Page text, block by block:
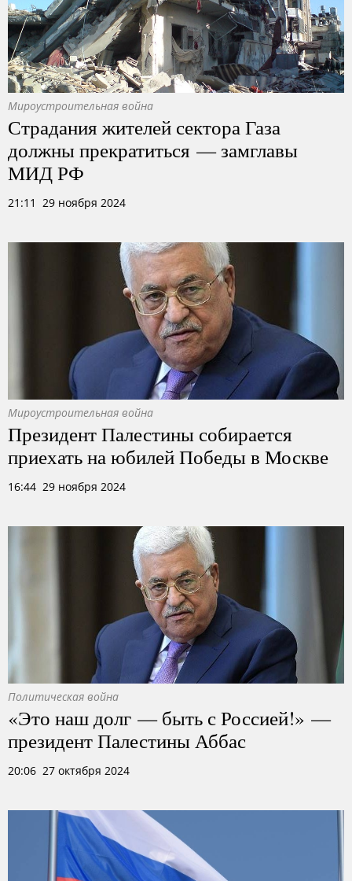
Мироустроительная война
Страдания жителей сектора Газа
должны прекратиться — замглавы
МИД РФ
21:11 29 ноября 2024
Мироустроительная война
Президент Палестины собирается
приехать на юбилей Победы в Москве
16:44 29 ноября 2024
Политическая война
«Это наш долг — быть с Россией!» —
президент Палестины Аббас
20:06 27 октября 2024